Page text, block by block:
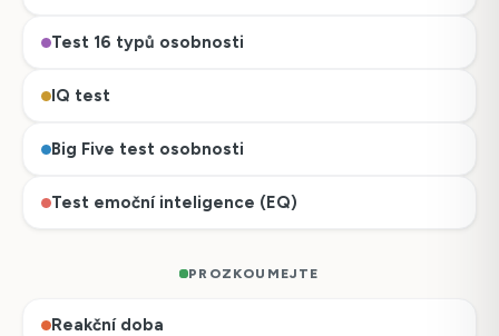
Test 16 typů osobnosti
IQ test
Big Five test osobnosti
Test emoční inteligence (EQ)
PROZKOUMEJTE
Reakční doba